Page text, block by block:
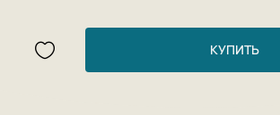
Винчи и Тайная вечеря»,
Сикстинская капелла» и многих других.
Манускриптами, созданными под
КУПИТЬ